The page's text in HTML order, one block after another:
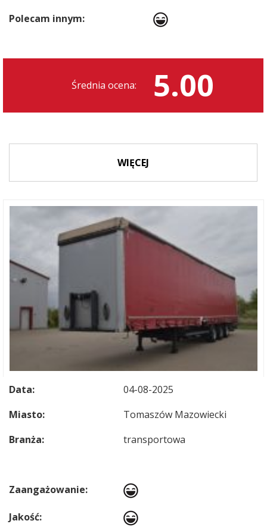
Polecam innym:
Średnia ocena: 5.00
WIĘCEJ
Data:
04-08-2025
Miasto:
Tomaszów Mazowiecki
Branża:
transportowa
Zaangażowanie:
Jakość: